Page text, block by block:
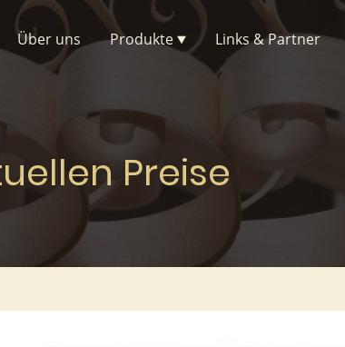
Über uns Produkte Links & Partner
Preise